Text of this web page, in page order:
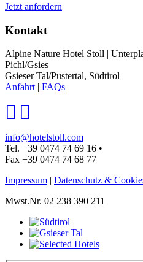
Jetzt anfordern
Kontakt
Alpine Nature Hotel Stoll |
Pichl/Gsies
Gsieser Tal/Pustertal, Südtirol
Anfahrt | FAQs
info@hotelstoll.com
Tel. +39 0474 74 69 16 •
Fax +39 0474 74 68 77
Impressum | Datenschutz &
Mwst.Nr. 02 238 390 211